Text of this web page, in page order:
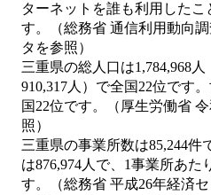
ターネットを誰も利用したこ
す。（総務省 通信利用動向
タを参照）
三重県の総人口は1,784,968人
910,317人）で全国22位です
国22位です。（厚生労働省
照）
三重県の事業所数は85,244件
は876,974人で、1事業所あた
す。（総務省 平成26年経済セ